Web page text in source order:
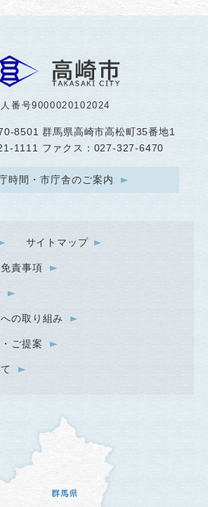
番号9000020102024
8501 群馬県高崎市高松町35番地1
1111 ファクス：027-327-6470
時間・市庁舎のご案内
サイトマップ
責事項
の取り組み
ご提案